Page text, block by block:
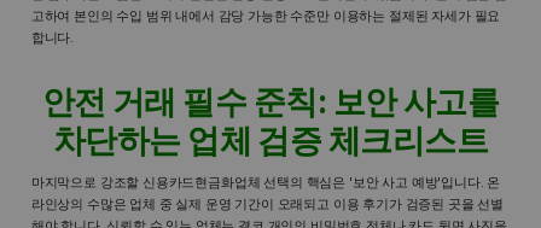
고하여 본인의 수입 범위 내에서 감당 가능한 수준만 이용하는 절제된 자세가 필요
합니다.
안전 거래 필수 준칙: 보안 사고를
차단하는 업체 검증 체크리스트
마지막으로 강조할 신용카드현금화업체 선택의 핵심은 '보안 사고 예방'입니다. 온
라인상의 수많은 업체 중 실제 운영 기간이 오래되고 이용 후기가 검증된 곳을 선별